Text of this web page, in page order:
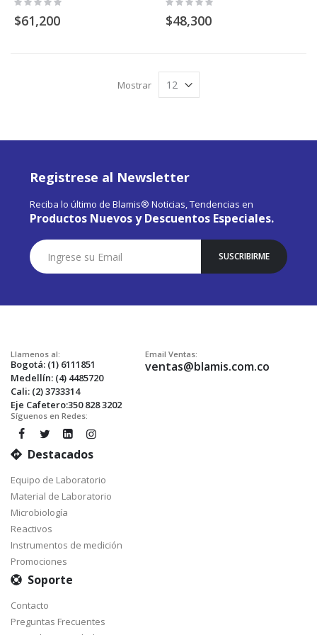
0%
$61,200
0%
$48,300
Mostrar
Registrese al Newsletter
Reciba lo último de Blamis® Noticias, Tendencias en
Productos Nuevos y Descuentos Especiales.
Suscríbase
a
Nuestro
SUSCRIBIRME
Llamenos al:
Bogotá: (1) 6111851
Medellín: (4) 4485720
Cali: (2) 3733314
Eje Cafetero:350 828 3202
Email Ventas:
ventas@blamis.com.co
Síguenos en Redes:
Destacados
Equipo de Laboratorio
Material de Laboratorio
Microbiología
Reactivos
Instrumentos de medición
Promociones
Soporte
Contacto
Preguntas Frecuentes